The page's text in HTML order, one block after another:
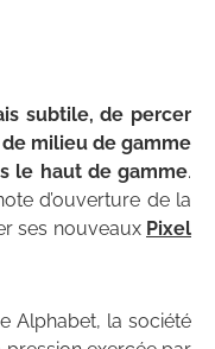
subtile, de percer
milieu de gamme
le haut de gamme.
d’ouverture de la
ses nouveaux Pixel
Alphabet, la société